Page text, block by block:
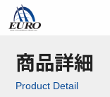
ご利用方法
メール問い合わせ
商品詳細
Product Detail